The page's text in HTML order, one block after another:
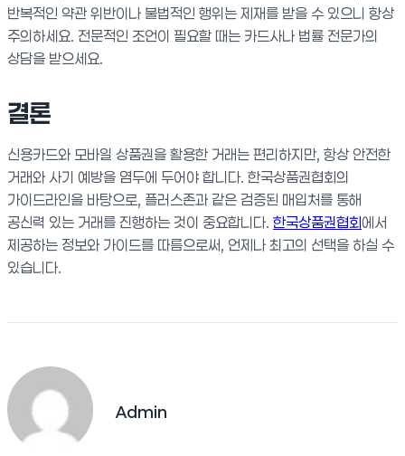
반복적인 약관 위반이나 불법적인 행위는 제재를 받을 수 있으니 항상
주의하세요. 전문적인 조언이 필요할 때는 카드사나 법률 전문가의
상담을 받으세요.
결론
신용카드와 모바일 상품권을 활용한 거래는 편리하지만, 항상 안전한
거래와 사기 예방을 염두에 두어야 합니다. 한국상품권협회의
가이드라인을 바탕으로, 플러스존과 같은 검증된 매입처를 통해
공신력 있는 거래를 진행하는 것이 중요합니다. 한국상품권협회에서
제공하는 정보와 가이드를 따름으로써, 언제나 최고의 선택을 하실 수
있습니다.
Admin